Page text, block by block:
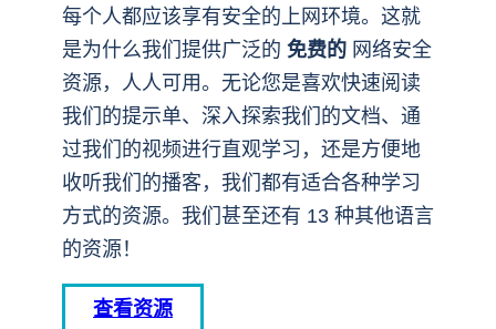
每个人都应该享有安全的上网环境。这就
是为什么我们提供广泛的 免费的 网络安全
资源，人人可用。无论您是喜欢快速阅读
我们的提示单、深入探索我们的文档、通
过我们的视频进行直观学习，还是方便地
收听我们的播客，我们都有适合各种学习
方式的资源。我们甚至还有 13 种其他语言
的资源！
查看资源